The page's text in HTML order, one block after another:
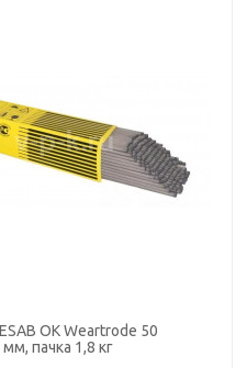
OK Weartrode 50
пачка 1,8 кг